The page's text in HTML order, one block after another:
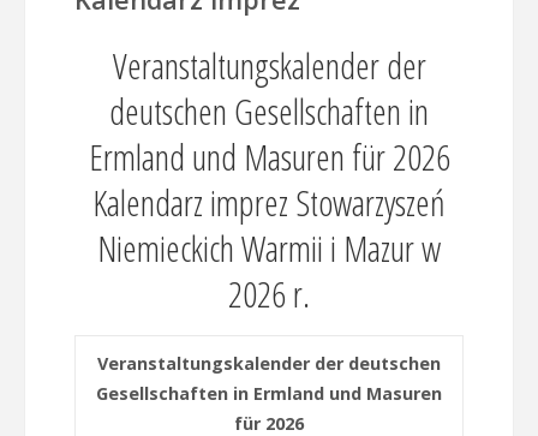
Veranstaltungskalender der
deutschen Gesellschaften in
Ermland und Masuren für 2026
Kalendarz imprez Stowarzyszeń
Niemieckich Warmii i Mazur w
2026 r.
Veranstaltungskalender der deutschen
Gesellschaften in Ermland und Masuren
für 2026